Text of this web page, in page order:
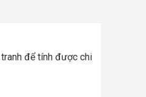
để tính được chi